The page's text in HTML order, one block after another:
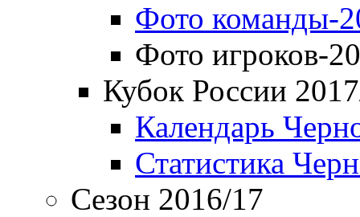
Фото команды-
Фото игроков-
Кубок России
Календарь
Статистика
Сезон 2016/17